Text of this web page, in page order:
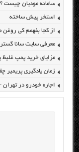
سامانه مودیان چیست ؟
استخر پیش ساخته
از کجا بفهمم کی
معرفی سایت سانا
مزایای خرید پمپ
زمان یادگیری پریمیر
اجاره خودرو در تهران